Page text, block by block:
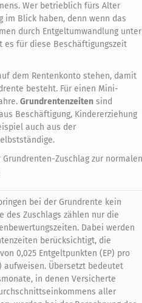
Wer betrieblich fürs Alter
im Blick haben, denn wenn das
durch Entgeltumwandlung unter
es für diese Beschäftigungszeit
dem Rentenkonto stehen, damit
besteht. Für einen Mini-
Grundrentenzeiten sind
Beschäftigung, Kindererziehung
auch aus der
Grundrenten-Zuschlag zur normalen
bei der Grundrente kein
des Zuschlags zählen nur die
Dabei werden
berücksichtigt, die
0,025 Entgeltpunkten (EP) pro
aufweisen. Übersetzt bedeutet
in denen Versicherte
aller